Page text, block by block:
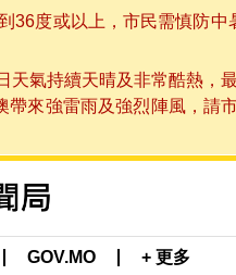
度或以上，市民需慎防
氣持續天晴及非常酷熱，
來強雷雨及強烈陣風，請
GOV.MO + 更多